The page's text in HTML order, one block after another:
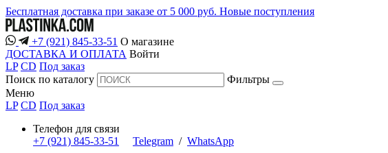
Бесплатная доставка при заказе от 5 000 руб. Новые поступления
+7 (921) 845-33-51 О магазине
ДОСТАВКА И ОПЛАТА Войти
LP CD Под заказ
Поиск по каталогу
Фильтры
Меню
LP CD Под заказ
Телефон для связи
+7 (921) 845-33-51
Telegram / WhatsApp